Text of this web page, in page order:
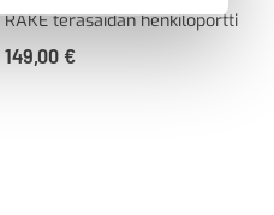
RAKE teräsaidan henkilöportti
149,00 €